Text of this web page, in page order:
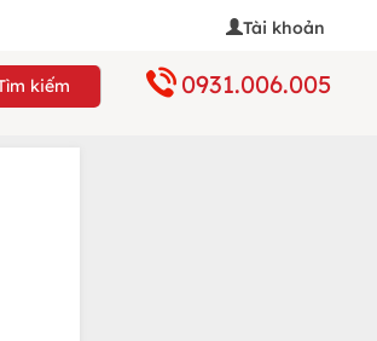
Tài khoản
kiếm 0931.006.005